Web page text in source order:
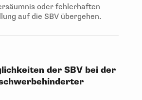
oder fehlerhaften
auf die SBV übergehen.
der SBV bei der